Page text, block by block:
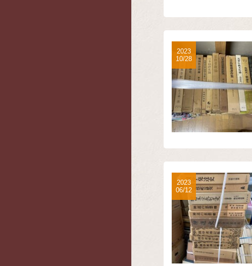
2023
10/28
2023
06/12